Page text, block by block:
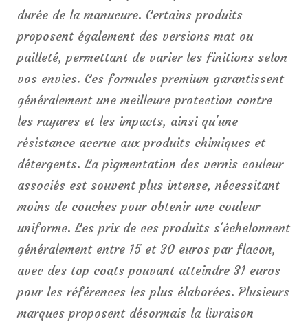
durée de la manucure. Certains produits
proposent également des versions mat ou
pailleté, permettant de varier les finitions selon
vos envies. Ces formules premium garantissent
généralement une meilleure protection contre
les rayures et les impacts, ainsi qu'une
résistance accrue aux produits chimiques et
détergents. La pigmentation des vernis couleur
associés est souvent plus intense, nécessitant
moins de couches pour obtenir une couleur
uniforme. Les prix de ces produits s'échelonnent
généralement entre 15 et 30 euros par flacon,
avec des top coats pouvant atteindre 31 euros
pour les références les plus élaborées. Plusieurs
marques proposent désormais la livraison